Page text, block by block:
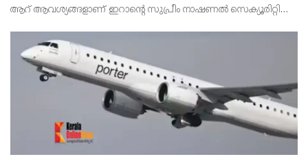
ആറ് ആവശ്യങ്ങളാണ് ഇറാന്റെ സുപ്രീം നാഷണല്‍ സെക്യൂരിറ്റി